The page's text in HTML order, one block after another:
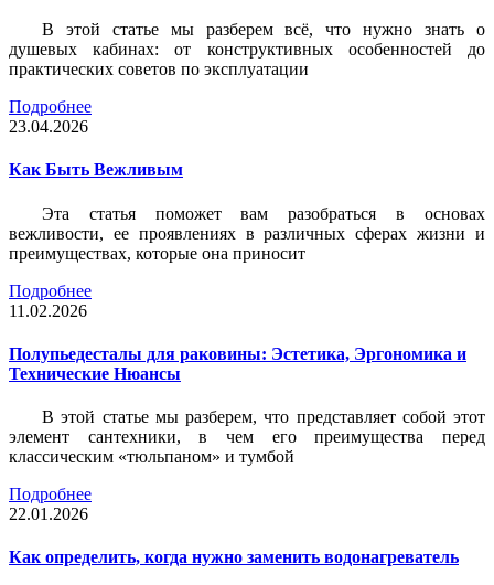
В этой статье мы разберем всё, что нужно знать о
душевых кабинах: от конструктивных особенностей до
практических советов по эксплуатации
Подробнее
23.04.2026
Как Быть Вежливым
Эта статья поможет вам разобраться в основах
вежливости, ее проявлениях в различных сферах жизни и
преимуществах, которые она приносит
Подробнее
11.02.2026
Полупьедесталы для раковины: Эстетика, Эргономика и
Технические Нюансы
В этой статье мы разберем, что представляет собой этот
элемент сантехники, в чем его преимущества перед
классическим «тюльпаном» и тумбой
Подробнее
22.01.2026
Как определить, когда нужно заменить водонагреватель